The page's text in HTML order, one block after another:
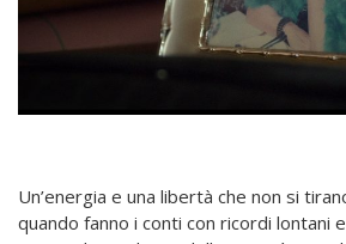
Un’energia e una libertà che non si
quando fanno i conti con ricordi lontani